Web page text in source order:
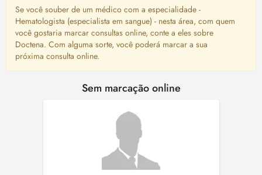
Se você souber de um médico com a especialidade -
Hematologista (especialista em sangue) - nesta área, com quem
você gostaria marcar consultas online, conte a eles sobre
Doctena. Com alguma sorte, você poderá marcar a sua
próxima consulta online.
Sem marcação online